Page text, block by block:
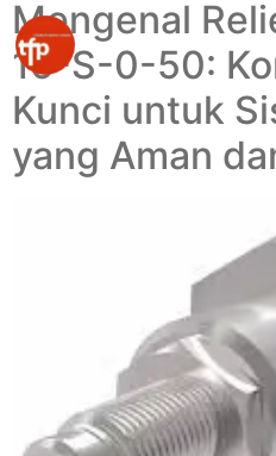
Mengenal
16-S-0-50:
Kunci untuk
yang Aman